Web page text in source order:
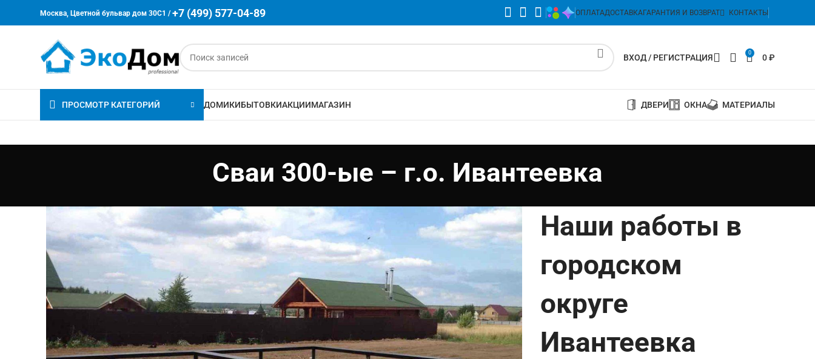
Москва, Цветной бульвар дом 30C1 / +7 (499) 577-04-89 ОПЛАТАДОСТАВКАГАРАНТИЯ И ВОЗВРАТ КОНТАКТЫ
ВХОД / РЕГИСТРАЦИЯ 0 0₽
ПРОСМОТР КАТЕГОРИЙ ДОМИКИБЫТОВКИАКЦИИМАГАЗИН ДВЕРИ ОКНА МАТЕРИАЛЫ
Сваи 300-ые – г.о. Ивантеевка
Наши работы в
городском
округе
Ивантеевка